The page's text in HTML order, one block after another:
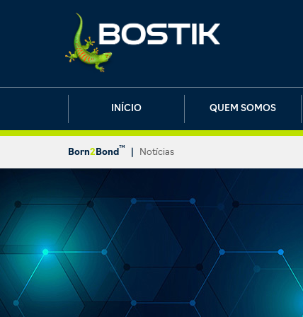
INÍCIO QUEM SOMOS
Born2 Bond ™ Notícias